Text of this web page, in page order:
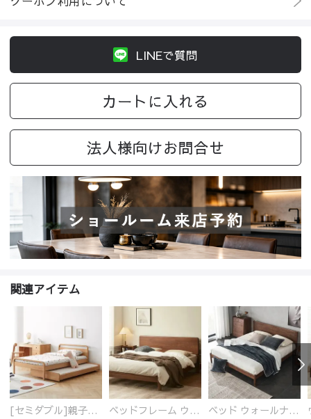
LINEで質問
カートに入れる
法人様向けお問合せ
関連アイテム
[セミダブル]親子ベッド 木製 ブナ材 無垢材100% ベッドフレーム ウォールナット無垢材 高品質塗装 ベッド ウォールナットフレーム 通気性 ベッドフレーム すのこ ベッド 木製 ダブル おしゃれ 150*200cm 180*200cm スノコベッド